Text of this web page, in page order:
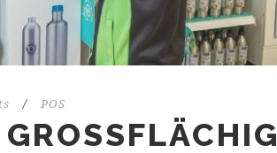
/ POS
N